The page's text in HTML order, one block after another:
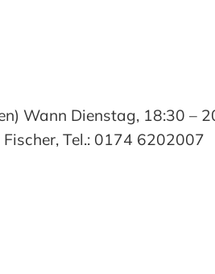
Wann Dienstag, 18:30 –
Tel.: 0174 6202007